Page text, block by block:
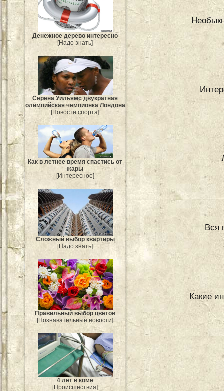
Денежное дерево интересно
[Надо знать]
Серена Уильямс двукратная
олимпийская чемпионка Лондона
[Новости спорта]
Как в летнее время спастись от
жары
[Интересное]
Сложный выбор квартиры
[Надо знать]
Правильный выбор цветов
[Познавательные новости]
4 лет в коме
[Происшествия]
Вся
Какие